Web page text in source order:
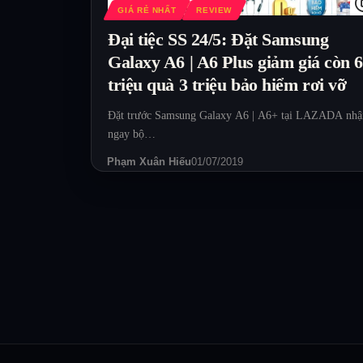
GIÁ RẺ NHẤT REVIEW
Đại tiệc SS 24/5: Đặt Samsung
Galaxy A6 | A6 Plus giảm giá còn 6
triệu quà 3 triệu bảo hiểm rơi vỡ
Đặt trước Samsung Galaxy A6 | A6+ tại LAZADA
ngay bộ…
Phạm Xuân Hiếu01/07/2019